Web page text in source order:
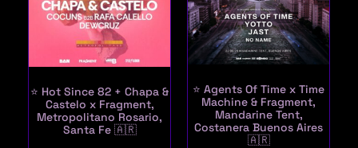
⭐ Hot Since 82 + Chapa &
Castelo x Fragment,
Metropolitano Rosario,
Santa Fe 🇦🇷
⭐ Agents Of Time x Time
Machine & Fragment,
Mandarine Tent,
Costanera Buenos Aires
🇦🇷